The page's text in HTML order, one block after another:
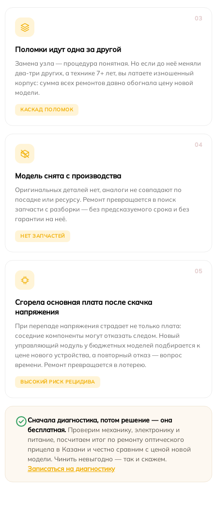
03
Поломки идут одна за другой
Замена узла — процедура понятная. Но если до неё меняли
два-три других, а технике 7+ лет, вы латаете изношенный
корпус: сумма всех ремонтов давно обогнала цену новой
модели.
КАСКАД ПОЛОМОК
04
Модель снята с производства
Оригинальных деталей нет, аналоги не совпадают по
посадке или ресурсу. Ремонт превращается в поиск
запчасти с разборки — без предсказуемого срока и без
гарантии на неё.
НЕТ ЗАПЧАСТЕЙ
05
Сгорела основная плата после скачка
напряжения
При перепаде напряжения страдает не только плата:
соседние компоненты могут отказать следом. Новый
управляющий модуль у бюджетных моделей подбирается к
цене нового устройства, а повторный отказ — вопрос
времени. Ремонт превращается в лотерею.
ВЫСОКИЙ РИСК РЕЦИДИВА
Сначала диагностика, потом решение — она
бесплатная. Проверим механику, электронику и
питание, посчитаем итог по ремонту оптического
прицела в Казани и честно сравним с ценой новой
модели. Чинить невыгодно — так и скажем.
Записаться на диагностику